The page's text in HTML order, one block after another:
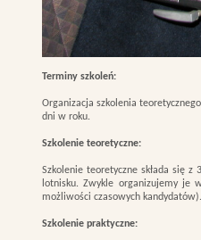
Terminy szkoleń:
Organizacja szkolenia
dni w roku.
Szkolenie teoretyczne:
Szkolenie teoretyczne składa się
lotnisku. Zwykle organizujemy je
możliwości czasowych
Szkolenie praktyczne: